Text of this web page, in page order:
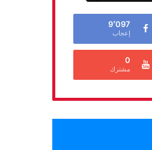
9٬097
إعجاب
0
مشترك